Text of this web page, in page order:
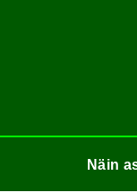
Näin